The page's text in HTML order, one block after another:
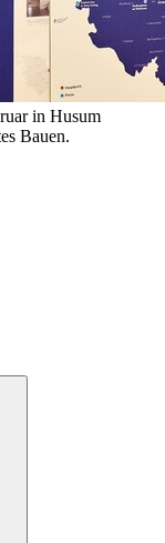
in Husum
Bauen.